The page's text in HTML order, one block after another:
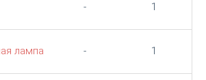
- 1
лампа - 1